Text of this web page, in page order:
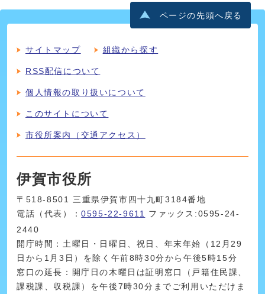
ページの先頭へ戻る
サイトマップ 組織から探す
RSS配信について
個人情報の取り扱いについて
このサイトについて
市役所案内（交通アクセス）
伊賀市役所
〒518-8501 三重県伊賀市四十九町3184番地
電話（代表）：0595-22-9611
ファックス:0595-24-
2440
開庁時間：土曜日・日曜日、祝日、年末年始（12月29
日から1月3日）を除く午前8時30分から午後5時15分
窓口の延長：開庁日の木曜日は証明窓口（戸籍住民課、
課税課、収税課）を午後7時30分までご利用いただけま